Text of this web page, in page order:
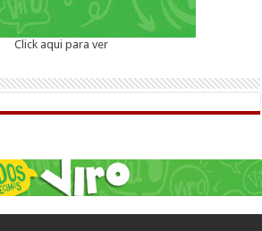
Click aqui para ver